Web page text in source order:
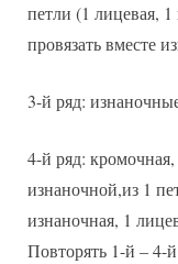
петли (1 лицевая,
провязать вместе
3-й ряд:
4-й ряд:
изнаночной,из 1
изнаночная, 1
Повторять 1-й – 4-